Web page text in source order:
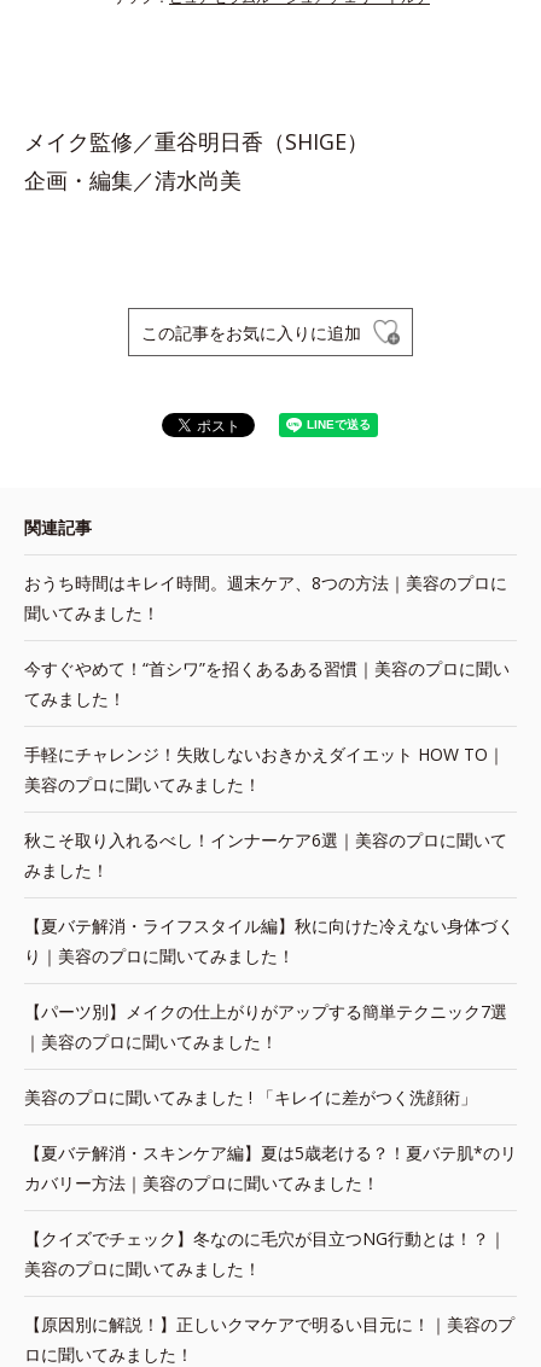
メイク監修／重谷明日香（SHIGE）
企画・編集／清水尚美
この記事をお気に入りに追加
関連記事
おうち時間はキレイ時間。週末ケア、8つの方法｜美容のプロに
聞いてみました！
今すぐやめて！“首シワ”を招くあるある習慣｜美容のプロに聞い
てみました！
手軽にチャレンジ！失敗しないおきかえダイエット HOW TO｜
美容のプロに聞いてみました！
秋こそ取り入れるべし！インナーケア6選｜美容のプロに聞いて
みました！
【夏バテ解消・ライフスタイル編】秋に向けた冷えない身体づく
り｜美容のプロに聞いてみました！
【パーツ別】メイクの仕上がりがアップする簡単テクニック7選
｜美容のプロに聞いてみました！
美容のプロに聞いてみました ! 「キレイに差がつく洗顔術」
【夏バテ解消・スキンケア編】夏は5歳老ける？！夏バテ肌*のリ
カバリー方法｜美容のプロに聞いてみました！
【クイズでチェック】冬なのに毛穴が目立つNG行動とは！？｜
美容のプロに聞いてみました！
【原因別に解説！】正しいクマケアで明るい目元に！｜美容のプ
ロに聞いてみました！